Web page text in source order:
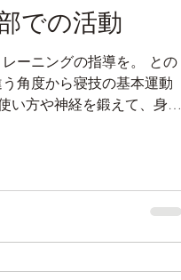
での活動
ーニングの指導を。 との
角度から寝技の基本運動
い方や神経を鍛えて、身体